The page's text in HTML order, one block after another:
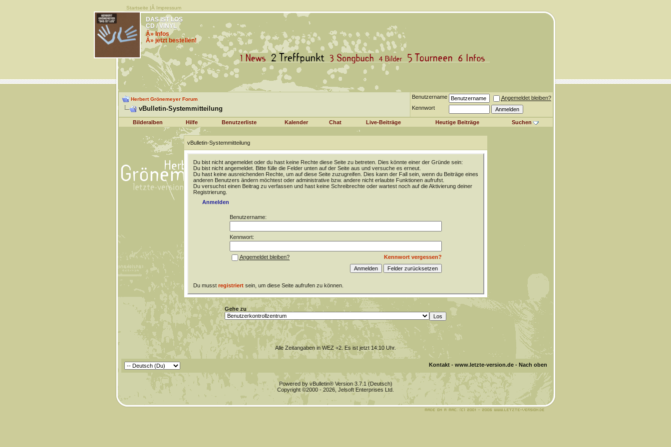
Startseite |Â Impressum
DAS IST LOS
CD / VINYL
Â» Infos
Â» jetzt bestellen!
Herbert Grönemeyer Forum
vBulletin-Systemmitteilung
Benutzername
Angemeldet bleiben?
Kennwort
Bilderalben Hilfe Benutzerliste Kalender Chat Live-Beiträge Heutige Beiträge Suchen
vBulletin-Systemmitteilung
Du bist nicht angemeldet oder du hast keine Rechte diese Seite zu betreten. Dies könnte einer der Gründe sein:
Du bist nicht angemeldet. Bitte fülle die Felder unten auf der Seite aus und versuche es erneut.
Du hast keine ausreichenden Rechte, um auf diese Seite zuzugreifen. Dies kann der Fall sein, wenn du Beiträge eines
anderen Benutzers ändern möchtest oder administrative bzw. andere nicht erlaubte Funktionen aufrufst.
Du versuchst einen Beitrag zu verfassen und hast keine Schreibrechte oder wartest noch auf die Aktivierung deiner
Registrierung.
Anmelden
Benutzername:
Kennwort:
Kennwort vergessen?
Angemeldet bleiben?
Du musst registriertsein, um diese Seite aufrufen zu können.
Gehe zu
Alle Zeitangaben in WEZ +2. Es ist jetzt14:10Uhr.
Kontakt- www.letzte-version.de- Nach oben
Powered by vBulletin® Version 3.7.1 (Deutsch)
Copyright ©2000 - 2026, Jelsoft Enterprises Ltd.